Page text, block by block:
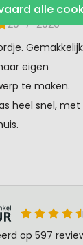
alle